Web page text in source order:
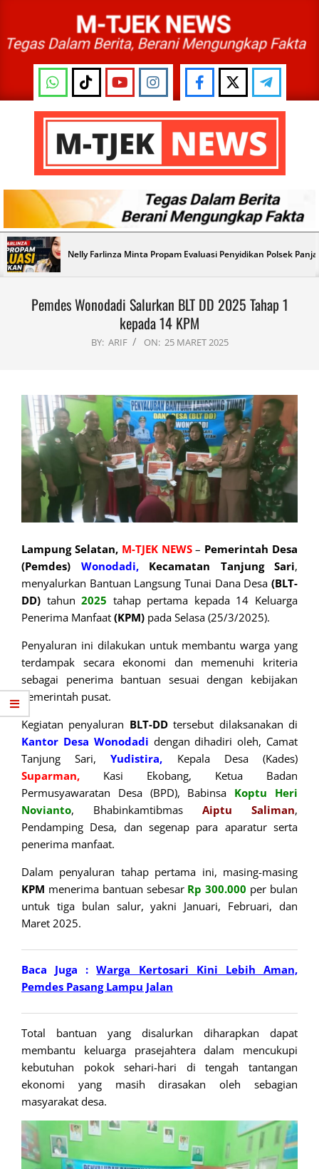
content
M-
TJEK
NEWS
Primary
Navigation
Menu
Nelly Farlinza Minta Propam Evaluasi Penyidikan Polsek
Pemdes Wonodadi Salurkan BLT DD 2025 Tahap 1
kepada 14 KPM
BY: ARIF ON: 25 MARET 2025
Lampung Selatan, M-TJEK NEWS– Pemerintah Desa
(Pemdes) Wonodadi,Kecamatan Tanjung Sari,
menyalurkan Bantuan Langsung Tunai Dana Desa (BLT-
DD) tahun2025 tahap pertama kepada 14 Keluarga
Penerima Manfaat (KPM) pada Selasa (25/3/2025).
Penyaluran ini dilakukan untuk membantu warga yang
terdampak secara ekonomi dan memenuhi kriteria
sebagai penerima bantuan sesuai dengan kebijakan
pemerintah pusat.
Kegiatan penyaluran BLT-DDtersebut dilaksanakan di
Kantor Desa Wonodadi dengan dihadiri oleh, Camat
Tanjung Sari,Yudistira, Kepala Desa (Kades)
Suparman, Kasi Ekobang, Ketua Badan
Permusyawaratan Desa (BPD), Babinsa Koptu Heri
Novianto, Bhabinkamtibmas Aiptu Saliman,
Pendamping Desa, dan segenap para aparatur serta
penerima manfaat.
Dalam penyaluran tahap pertama ini, masing-masing
KPM menerima bantuan sebesar Rp 300.000 per bulan
untuk tiga bulan salur, yakni Januari, Februari, dan
Maret 2025.
Baca Juga :Warga Kertosari Kini Lebih Aman,
Pemdes Pasang Lampu Jalan
Total bantuan yang disalurkan diharapkan dapat
membantu keluarga prasejahtera dalam mencukupi
kebutuhan pokok sehari-hari di tengah tantangan
ekonomi yang masih dirasakan oleh sebagian
masyarakat desa.